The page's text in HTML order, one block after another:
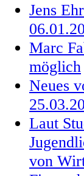
Jens
Marc
möglich
Neues
Laut
von